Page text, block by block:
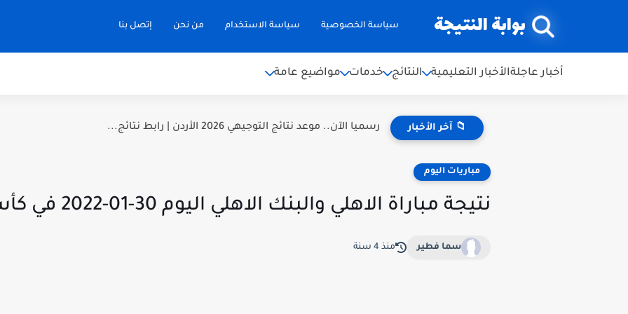
بوابة النتيجة سياسة الخصوصية سياسة الاستخدام من نحن إتصل بنا
أخبار عاجلةالأخبار التعليمية النتائج خدمات مواضيع عامة
📁 آخر الأخبار رسميا الآن.. موعد نتائج التوجيهي 2026 الأردن | رابط نتائج...
مباريات اليوم
نتيجة مباراة الاهلي والبنك الاهلي اليوم 30-01-2022 في كأس الرابطة المصرية
سما فطير منذ 4 سنة